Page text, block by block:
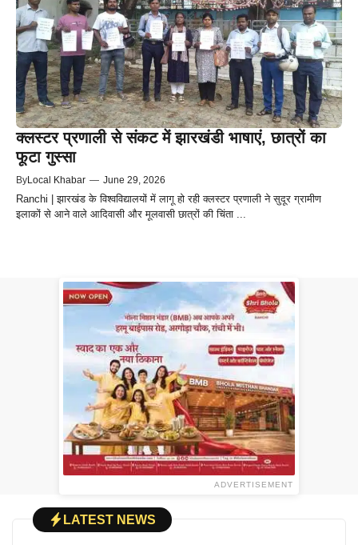
क्लस्टर प्रणाली से संकट में झारखंडी भाषाएं, छात्रों का
फूटा गुस्सा
ByLocal Khabar — June 29, 2026
Ranchi | झारखंड के विश्वविद्यालयों में लागू हो रही क्लस्टर प्रणाली ने सुदूर ग्रामीण
इलाकों से आने वाले आदिवासी और मूलवासी छात्रों की चिंता ...
ADVERTISEMENT
LATEST NEWS